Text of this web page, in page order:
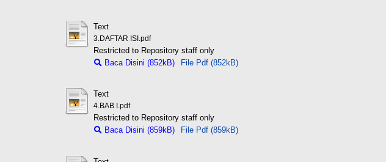
Text
3.DAFTAR ISI.pdf
Restricted to Repository staff only
Baca Disini (852kB)
File Pdf (852kB)
Text
4.BAB I.pdf
Restricted to Repository staff only
Baca Disini (859kB)
File Pdf (859kB)